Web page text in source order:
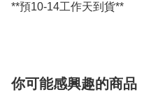
**預10-14工作天到貨**
你可能感興趣的商品